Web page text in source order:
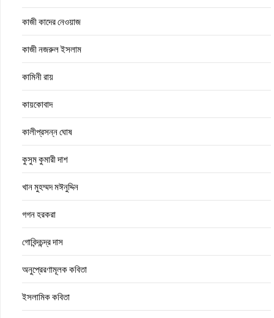
কাজী কাদের নেওয়াজ
কাজী নজরুল ইসলাম
কামিনী রায়
কায়কোবাদ
কালীপ্রসন্ন ঘোষ
কুসুম কুমারী দাশ
খান মুহম্মদ মঈনুদ্দিন
গগন হরকরা
গোবিন্দচন্দ্র দাস
অনুপ্রেরণামূলক কবিতা
ইসলামিক কবিতা